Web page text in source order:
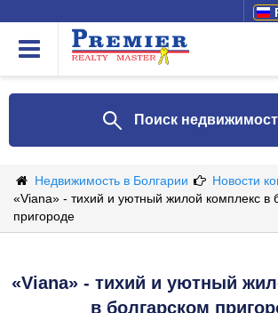
Поиск
Недвижимость в Болгарии
Новости
«Viana» - тихий и уютный жилой комплекс в
пригороде
«Viana» - тихий и уютный
в болгарском